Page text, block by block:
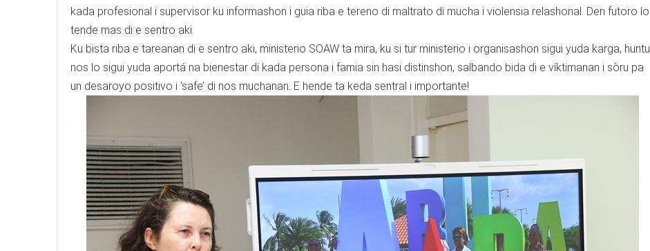
kada profesional i supervisor ku informashon i guia riba e tereno di maltrato di mucha i violensia relashonal. Den futoro lo
tende mas di e sentro aki.
Ku bista riba e tareanan di e sentro aki, ministerio SOAW ta mira, ku si tur ministerio i organisashon sigui yuda karga, huntu
nos lo sigui yuda aportá na bienestar di kada persona i famia sin hasi distinshon, salbando bida di e víktimanan i sòru pa
un desaroyo positivo i ‘safe’ di nos muchanan. E hende ta keda sentral i importante!